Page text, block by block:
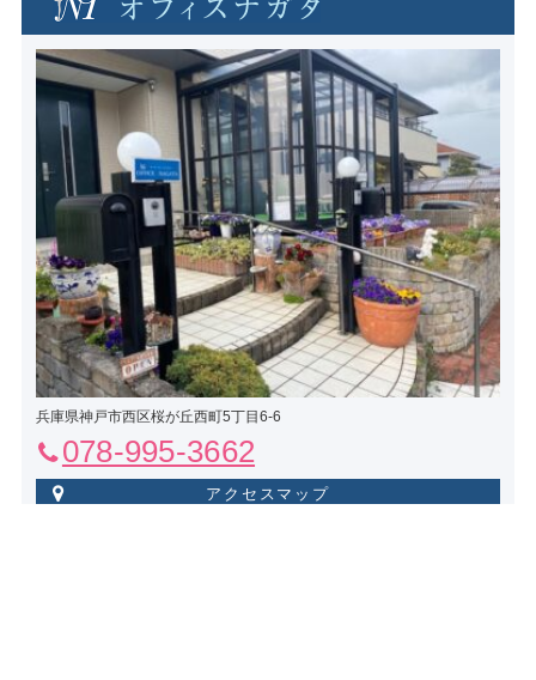
兵庫県神戸市西区桜が丘西町5丁目6-6
078-995-3662
アクセスマップ